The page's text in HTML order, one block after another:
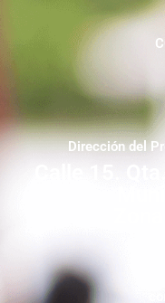
Dirección del
Calle 15.